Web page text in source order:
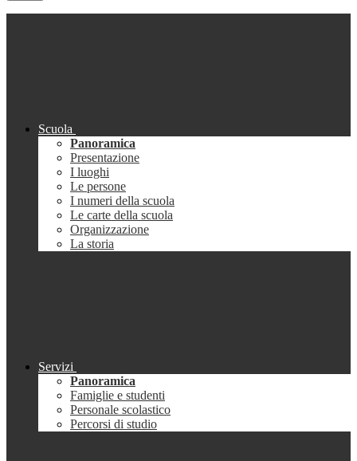
Scuola
Panoramica
Presentazione
I luoghi
Le persone
I numeri della scuola
Le carte della scuola
Organizzazione
La storia
Servizi
Panoramica
Famiglie e studenti
Personale scolastico
Percorsi di studio